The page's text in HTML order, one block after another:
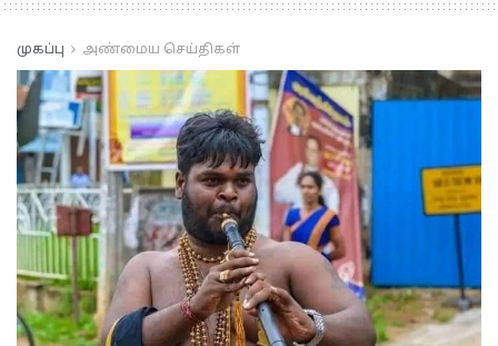
முகப்பு அண்மைய செய்திகள்